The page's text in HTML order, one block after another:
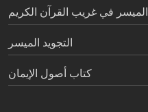
الميسر في غريب القرآن الكريم
التجويد الميسر
كتاب أصول الإيمان